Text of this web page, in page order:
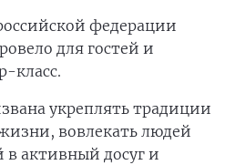
федерации
для гостей и
класс.
укреплять традиции
вовлекать людей
активный досуг и